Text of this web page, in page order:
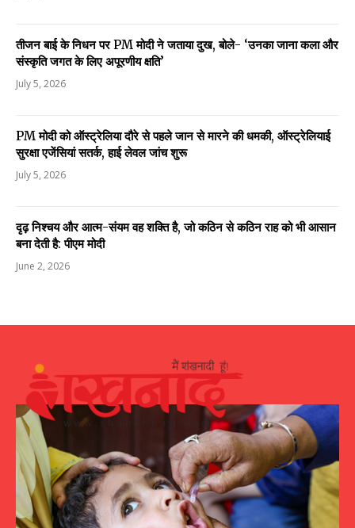
तीजन बाई के निधन पर PM मोदी ने जताया दुख, बोले- ‘उनका जाना कला और
संस्कृति जगत के लिए अपूरणीय क्षति’
July 5, 2026
PM मोदी को ऑस्ट्रेलिया दौरे से पहले जान से मारने की धमकी, ऑस्ट्रेलियाई
सुरक्षा एजेंसियां सतर्क, हाई लेवल जांच शुरू
July 5, 2026
दृढ़ निश्चय और आत्म-संयम वह शक्ति है, जो कठिन से कठिन राह को भी आसान
बना देती है: पीएम मोदी
June 2, 2026